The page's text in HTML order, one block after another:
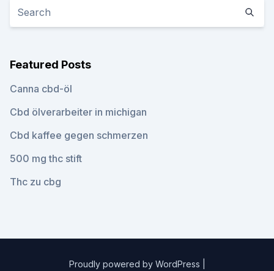
Featured Posts
Canna cbd-öl
Cbd ölverarbeiter in michigan
Cbd kaffee gegen schmerzen
500 mg thc stift
Thc zu cbg
Proudly powered by WordPress